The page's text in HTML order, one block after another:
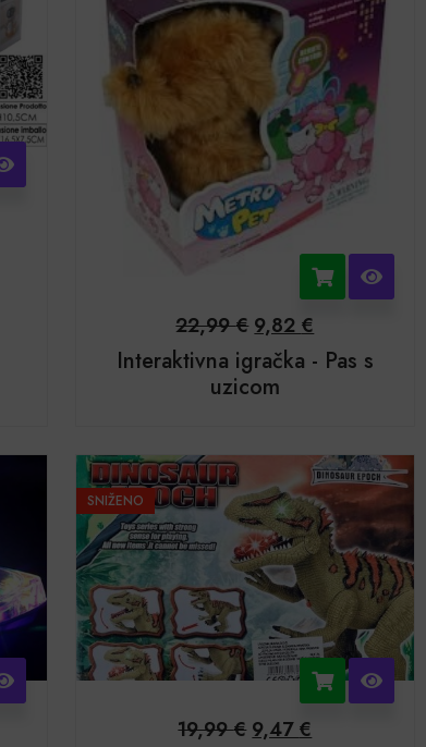
22,99€ 9,82 €
Interaktivna igračka - Pas s
uzicom
SNIŽENO
19,99€ 9,47€